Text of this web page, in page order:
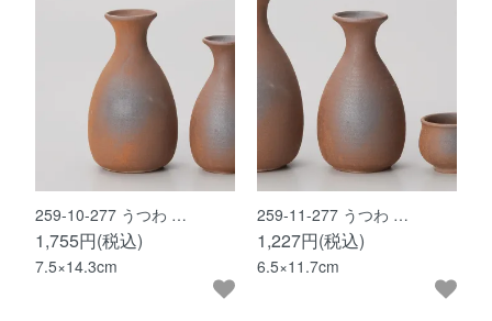
259-10-277 うつわ …
1,755円(税込)
7.5×14.3cm
259-11-277 うつわ …
1,227円(税込)
6.5×11.7cm